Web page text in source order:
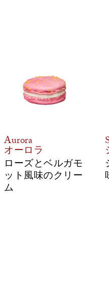
Aurora
オーロラ
ローズとベルガモ
ット風味のクリー
ム